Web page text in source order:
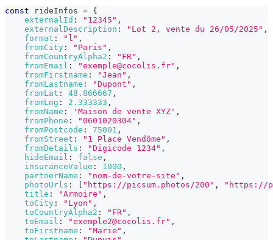
const rideInfos = {
externalId : "12345" ,
externalDescription : "Lot 2, vente du 26/05/2025" ,
format : "l" ,
fromCity : "Paris" ,
fromCountryAlpha2 : "FR" ,
fromEmail : "exemple@cocolis.fr" ,
fromFirstname : "Jean" ,
fromLastname : "Dupont" ,
fromLat : 48.866667 ,
fromLng : 2.333333 ,
fromName : 'Maison de vente XYZ' ,
fromPhone : "0601020304" ,
fromPostcode : 75001 ,
fromStreet : "1 Place Vendôme" ,
fromDetails : "Digicode 1234" ,
hideEmail : false ,
insuranceValue : 1000 ,
partnerName : "nom-de-votre-site" ,
photoUrls : "https://picsum.photos/200" ,
"https://
title : "Armoire" ,
toCity : "Lyon" ,
toCountryAlpha2 : "FR" ,
toEmail : "exemple2@cocolis.fr" ,
toFirstname : "Marie" ,